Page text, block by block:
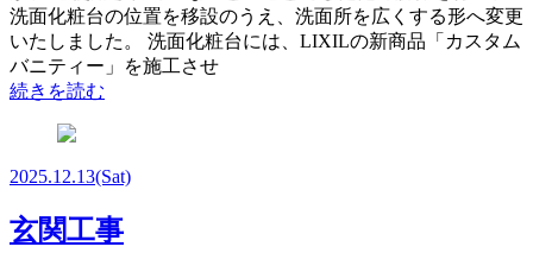
洗面化粧台の位置を移設のうえ、洗面所を広くする形へ変更
いたしました。 洗面化粧台には、LIXILの新商品「カスタム
バニティー」を施工させ
続きを読む
2025.12.13(Sat)
玄関工事